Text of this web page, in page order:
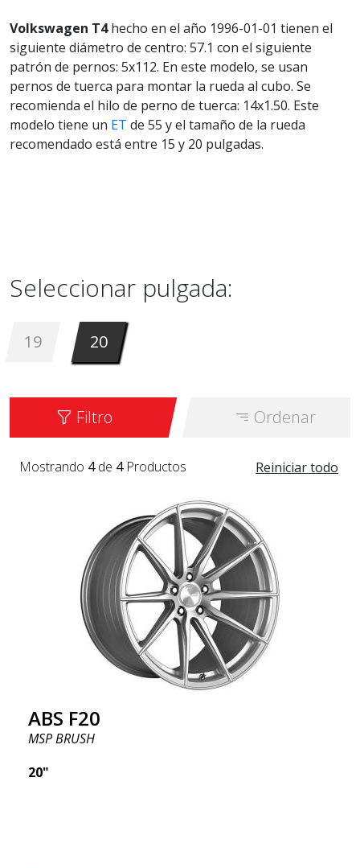
Volkswagen T4hecho en el año 1996-01-01 tienen el
siguiente diámetro de centro: 57.1 con el siguiente
patrón de pernos: 5x112. En este modelo, se usan
pernos de tuerca para montar la rueda al cubo. Se
recomienda el hilo de perno de tuerca: 14x1.50. Este
modelo tiene un ET de 55 y el tamaño de la rueda
recomendado está entre 15 y 20 pulgadas.
Seleccionar pulgada:
19 20
Filtro Ordenar
Reiniciar todo
Mostrando 4de 4Productos
ABS F20
MSP BRUSH
20"